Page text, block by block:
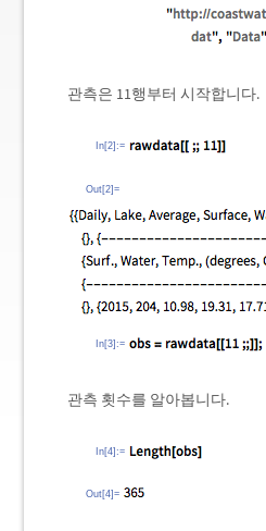
관측은 11행부터 시작합니다.
In[2]:=
Out[2]=
In[3]:=
관측 횟수를 알아봅니다.
In[4]:=
Out[4]=